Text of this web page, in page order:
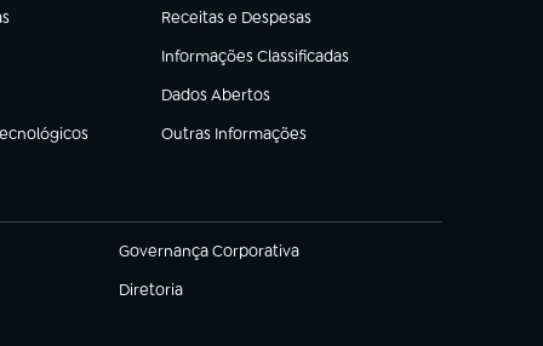
Receitas e Despesas
(abre em nova aba)
Informações Classificadas
(abre em nova aba)
Dados Abertos
(abre em nova aba)
Outras Informações
(abre em nova aba)
Governança Corporativa
(abre em nova aba)
Diretoria
(abre em nova aba)